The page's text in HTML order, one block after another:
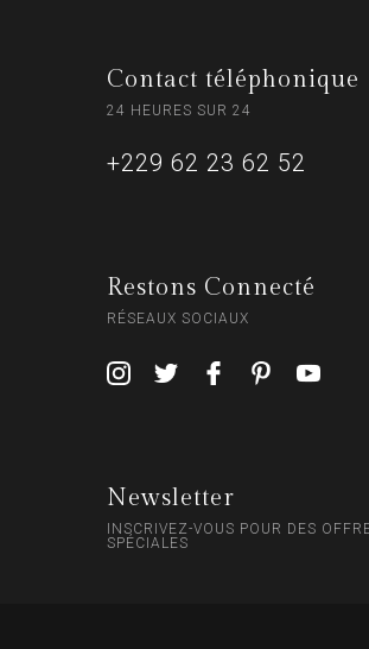
Contact téléphonique
24 HEURES SUR 24
+229 62 23 62 52
Restons Connecté
RÉSEAUX SOCIAUX
Newsletter
INSCRIVEZ-VOUS POUR DES
SPÉCIALES